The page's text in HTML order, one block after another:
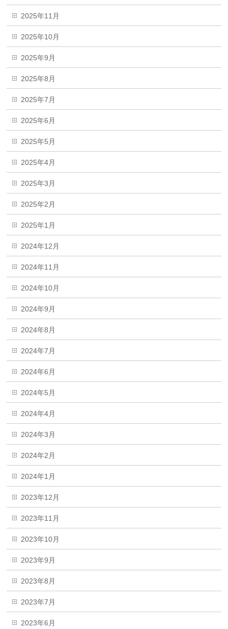
2025年11月
2025年10月
2025年9月
2025年8月
2025年7月
2025年6月
2025年5月
2025年4月
2025年3月
2025年2月
2025年1月
2024年12月
2024年11月
2024年10月
2024年9月
2024年8月
2024年7月
2024年6月
2024年5月
2024年4月
2024年3月
2024年2月
2024年1月
2023年12月
2023年11月
2023年10月
2023年9月
2023年8月
2023年7月
2023年6月